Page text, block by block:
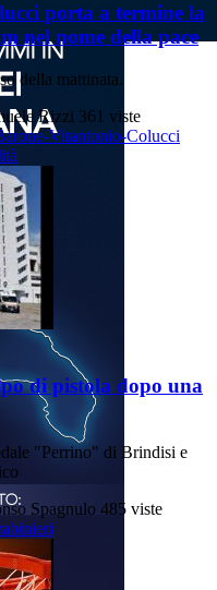
porta a termine la
nel nome della pace
della mattinata.
Rizzi 361 viste
Vitantonio-Colucci
di pistola dopo una
"Perrino" di Brindisi e
Spagnulo 485 viste